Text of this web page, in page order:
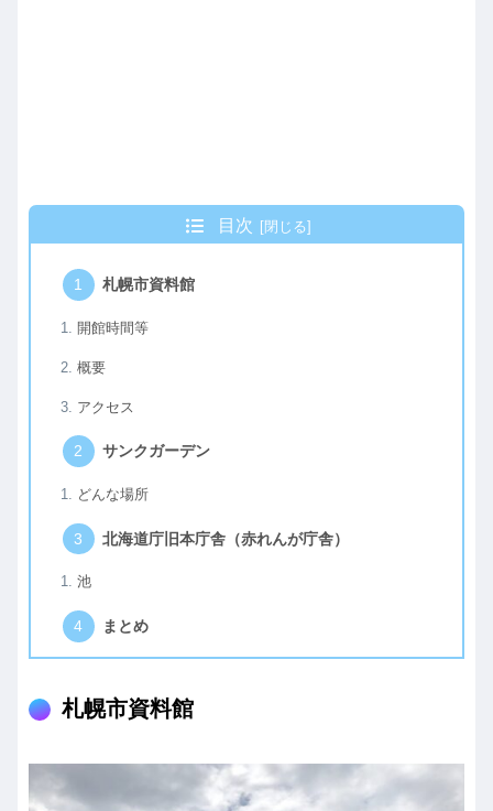
目次
札幌市資料館
開館時間等
概要
アクセス
サンクガーデン
どんな場所
北海道庁旧本庁舎（赤れんが庁舎）
池
まとめ
札幌市資料館